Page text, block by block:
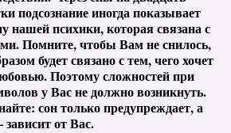
подсознание иногда показывает
нашей психики, которая связана с
Помните, чтобы Вам не снилось,
будет связано с тем, чего хочет
Поэтому сложностей при
у Вас не должно возникнуть.
сон только предупреждает, а
зависит от Вас.